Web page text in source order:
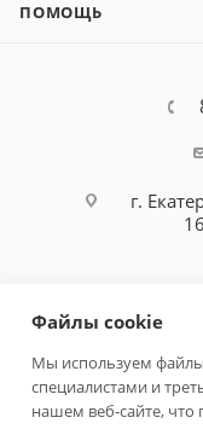
ПОМОЩЬ
г.
Файлы cookie
Мы используем
специалистами и
нашем веб-сайте, что